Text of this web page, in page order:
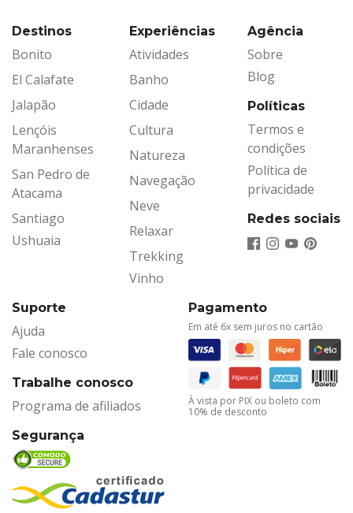
Destinos
Bonito
El Calafate
Jalapão
Lençóis
Maranhenses
San Pedro de
Atacama
Santiago
Ushuaia
Experiências
Atividades
Banho
Cidade
Cultura
Natureza
Navegação
Neve
Relaxar
Trekking
Vinho
Agência
Sobre
Blog
Políticas
Termos e
condições
Política de
privacidade
Redes sociais
Suporte
Ajuda
Fale conosco
Trabalhe conosco
Programa de afiliados
Segurança
Pagamento
Em até 6x sem juros no cartão
À vista por PIX ou boleto com
10% de desconto